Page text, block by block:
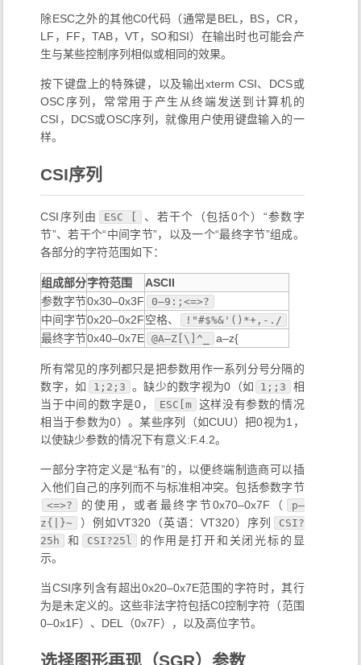
^[
27 0x1B ESC Escape (转义)
^\ 28 0x1C FS
File Separator (文
件分隔符)
^] 29 0x1D GS
^^ 30 0x1E RS
Record Separator
(记录分隔符)
127
除ESC之外的其他C0代码（通常是BEL，BS，CR，
LF，FF，TAB，VT，SO和SI）在输出时也可能会产
生与某些控制序列相似或相同的效果。
按下键盘上的特殊键，以及输出xterm CSI、DCS或
OSC序列，常常用于产生从终端发送到计算机的
CSI，DCS或OSC序列，就像用户使用键盘输入的一
样。
CSI序列
CSI序列由 ESC [
、若干个（包括0个）“参数字
节”、若干个“中间字节”，以及一个“最终字节”组成。
各部分的字符范围如下：
组成部分字符范围
ASCII
参数字节0x30–0x3F 0–9:;<=>?
中间字节0x20–0x2F空格、 !"#$%&'()*+,-./
最终字节0x40–0x7E @A–Z[\]^_ a–z{
所有常见的序列都只是把参数用作一系列分号分隔的
数字，如
1;2;3 。缺少的数字视为0（如 1;;3
相
当于中间的数字是0，
ESC[m 这样没有参数的情况
相当于参数为0）。某些序列（如CUU）把0视为1，
以使缺少参数的情况下有意义:F.4.2。
一部分字符定义是“私有”的，以便终端制造商可以插
入他们自己的序列而不与标准相冲突。包括参数字节
<=>? 的使用，或者最终字节0x70–0x7F（
p–
z{|}~
）例如VT320（英语：VT320）序列
CSI?
25h
和 CSI?25l
的作用是打开和关闭光标的显
示。
当CSI序列含有超出0x20–0x7E范围的字符时，其行
为是未定义的。这些非法字符包括C0控制字符（范围
0–0x1F）、DEL（0x7F），以及高位字节。
选择图形再现（SGR）参数